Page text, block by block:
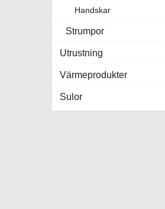
Handskar
Strumpor
Utrustning
Värmeprodukter
Sulor